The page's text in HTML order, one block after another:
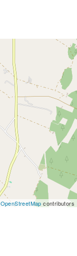
OpenStreetMap contributors